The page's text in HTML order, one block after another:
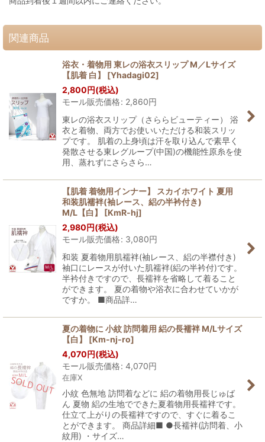
関連商品
浴衣・着物用 東レの浴衣スリップ M／Lサイズ
【肌着 白】
[Yhadagi02]
2,800円(税込)
モール販売価格: 2,860円
東レの浴衣スリップ（さららビューティー） 浴
衣と着物、両方でお使いいただける和装スリッ
プです。 肌着の上身頃は汗を取り込んで素早く
発散させる東レグループ(中国)の機能性原糸を使
用、蒸れずにさらさら…
【肌着 着物用インナー】 スカイホワイト 夏用
和装肌襦袢(袖レース、絽の半衿付き)
M/L【白】
[KmR-hj]
2,980円(税込)
モール販売価格: 3,080円
和装 夏着物用肌襦袢(袖レース、絽の半襟付き)
袖口にレースが付いた肌襦袢(絽の半衿付)です。
半衿付きですので、長襦袢を省略して着ること
ができます。 夏の着物や浴衣に合わせていかが
ですか。 ■商品詳…
夏の着物に 小紋 訪問着用 絽の長襦袢 M/Lサイズ
【白】
[Km-nj-ro]
4,070円(税込)
モール販売価格: 4,070円
在庫X
小紋 色無地 訪問着などに 絽の着物用長じゅば
ん 夏物 絽の生地でできた夏着物用長襦袢です。
仕立て上がりの長襦袢ですので、すぐに着るこ
とができます。 商品詳細■ ●長襦袢(訪問着、小
紋用) ・サイズ…